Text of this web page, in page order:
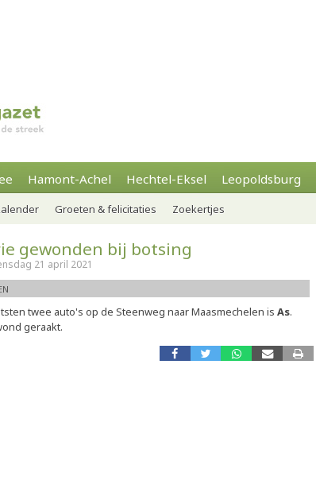
Hamont-Achel Hechtel-Eksel Leopoldsburg
Groeten & felicitaties Zoekertjes
gewonden bij botsing
21 april 2021
twee auto's op de Steenweg naar Maasmechelen is As.
geraakt.